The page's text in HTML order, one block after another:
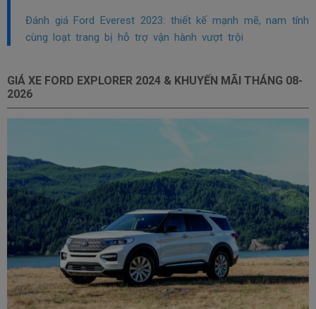
Đánh giá Ford Everest 2023: thiết kế mạnh mẽ, nam tính
cùng loạt trang bị hỗ trợ vận hành vượt trội
GIÁ XE FORD EXPLORER 2024 & KHUYẾN MÃI THÁNG 08-
2026